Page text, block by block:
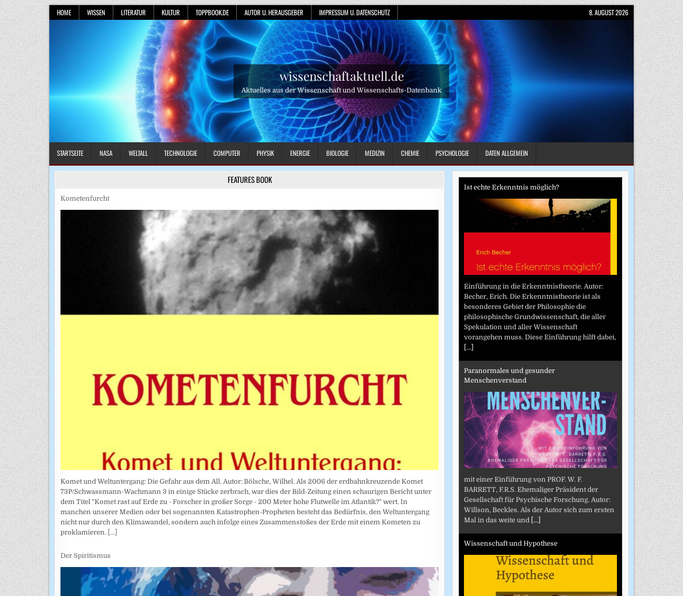
Skip
to
content
HOME WISSEN LITERATUR KULTUR TOPPBOOK.DE AUTOR U. HERAUSGEBER IMPRESSUM U. DATENSCHUTZ 8. AUGUST 2026
wissenschaftaktuell.de
Aktuelles aus der Wissenschaft und Wissenschafts-Datenbank
STARTSEITE NASA WELTALL TECHNOLOGIE COMPUTER PHYSIK ENERGIE BIOLOGIE MEDIZIN CHEMIE PSYCHOLOGIE DATEN ALLGEMEIN
FEATURES BOOK
Kometenfurcht
Komet und Weltuntergang: Die Gefahr aus dem All. Autor: Bölsche, Wilhel. Als 2006 der erdbahnkreuzende Komet
73P/Schwassmann-Wachmann 3 in einige Stücke zerbrach, war dies der Bild-Zeitung einen schaurigen Bericht unter
dem Titel "Komet rast auf Erde zu - Forscher in großer Sorge - 200 Meter hohe Flutwelle im Atlantik?" wert. In
manchen unserer Medien oder bei sogenannten Katastrophen-Propheten besteht das Bedürfnis, den Weltuntergang
nicht nur durch den Klimawandel, sondern auch infolge eines Zusammenstoßes der Erde mit einem Kometen zu
proklamieren. [...]
Der Spiritismus
Ist echte Erkenntnis möglich?
Einführung in die Erkenntnistheorie. Autor:
Becher, Erich. Die Erkenntnistheorie ist als
besonderes Gebiet der Philosophie die
philosophische Grundwissenschaft, die aller
Spekulation und aller Wissenschaft
vorangehen muss. Diese Einführung hilft dabei,
[...]
Paranormales und gesunder
Menschenverstand
mit einer Einführung von PROF. W. F.
BARRETT, F.R.S. Ehemaliger Präsident der
Gesellschaft für Psychische Forschung. Autor:
Willson, Beckles. Als der Autor sich zum ersten
Mal in das weite und [...]
Wissenschaft und Hypothese